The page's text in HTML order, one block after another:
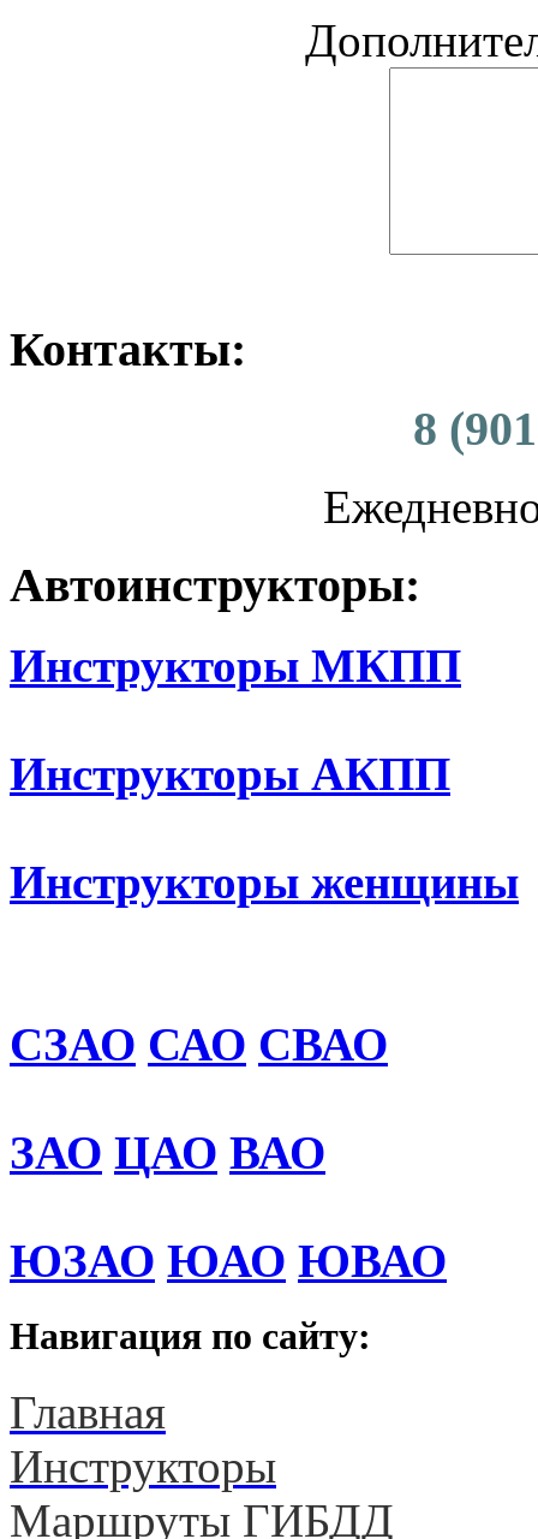
Контакты:
8
Автоинструкторы:
Инструкторы МКПП
Инструкторы АКПП
Инструкторы женщины
СЗАО САО СВАО
ЗАО ЦАО ВАО
ЮЗАО ЮАО ЮВАО
Навигация по сайту:
Главная
Инструкторы
Маршруты ГИБДД